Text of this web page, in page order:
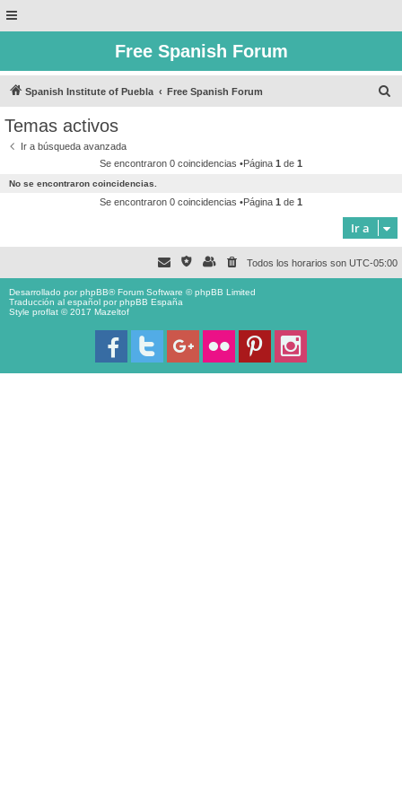
Free Spanish Forum
Spanish Institute of Puebla Free Spanish Forum
Temas activos
Ir a búsqueda avanzada
Se encontraron 0 coincidencias •Página 1 de 1
No se encontraron coincidencias.
Se encontraron 0 coincidencias •Página 1 de 1
Ir a
Todos los horarios son UTC-05:00
Desarrollado porphpBB® Forum Software © phpBB Limited
Traducción al español porphpBB España
Style proflat © 2017 Mazeltof